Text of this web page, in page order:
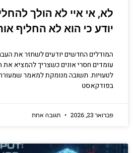
לא, אי איי לא הולך
יודע כי הוא לא החליף
המודלים החדשים יודעים לשחזר את
עומדים חסרי אונים כשצריך להמציא
לטעויות. תשובה מנומקת למאמר
בפודקאסט
פברואר 23, 2026 תגובה אחת